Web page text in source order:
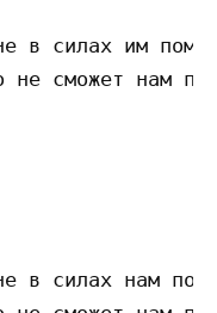
в силах им
не сможет нам
в силах нам